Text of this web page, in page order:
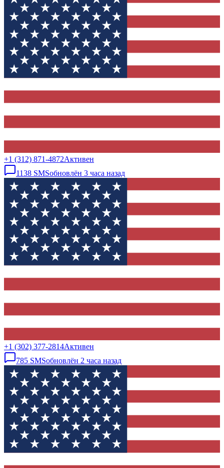
+1 (312) 871-4872Активен
1138 SMSобновлён 3 часа назад
+1 (302) 377-2814Активен
785 SMSобновлён 2 часа назад